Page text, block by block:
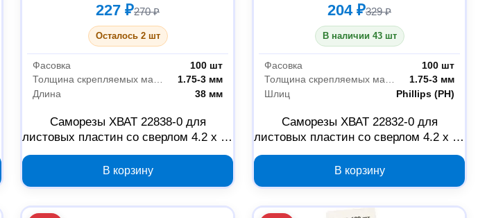
227 ₽270 ₽
Осталось 2 шт
Фасовка
100 шт
Толщина скрепляемых материалов
1.75-3 мм
Длина
38 мм
Саморезы ХВАТ 22838-0 для
листовых пластин со сверлом 4.2 x 38
мм, 100 шт
В корзину
204 ₽329 ₽
В наличии 43 шт
Фасовка
100 шт
Толщина скрепляемых материалов
1.75-3 мм
Шлиц
Phillips (PH)
Саморезы ХВАТ 22832-0 для
листовых пластин со сверлом 4.2 x 32
мм, 100 шт
В корзину